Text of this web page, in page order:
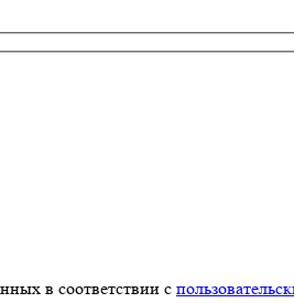
в соответствии с